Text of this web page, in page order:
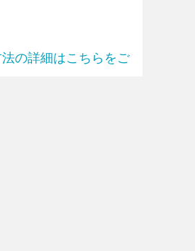
の詳細はこちらをご